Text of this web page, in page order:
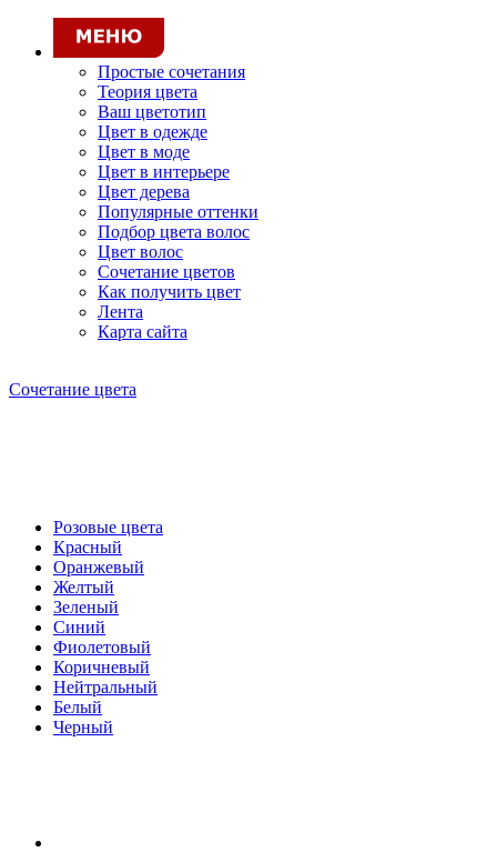
Простые сочетания
Теория цвета
Ваш цветотип
Цвет в одежде
Цвет в моде
Цвет в интерьере
Цвет дерева
Популярные оттенки
Подбор цвета волос
Цвет волос
Сочетание цветов
Как получить цвет
Лента
Карта сайта
Сочетание цвета
Розовые цвета
Красный
Оранжевый
Желтый
Зеленый
Синий
Фиолетовый
Коричневый
Нейтральный
Белый
Черный